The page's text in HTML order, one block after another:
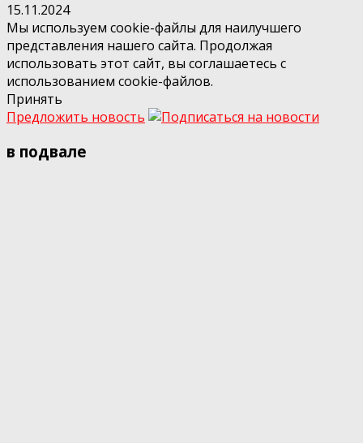
15.11.2024
Мы используем cookie-файлы для наилучшего
представления нашего сайта. Продолжая
использовать этот сайт, вы соглашаетесь с
использованием cookie-файлов.
Принять
Предложить новость
в подвале